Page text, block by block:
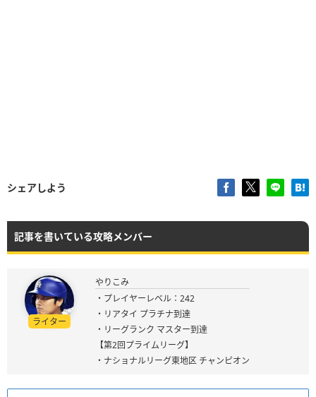
シェアしよう
記事を書いている攻略メンバー
ライター
やりこみ
・プレイヤーレベル：242
・リアタイ プラチナ到達
・リーグランク マスター到達
【第2回プライムリーグ】
・ナショナルリーグ東地区 チャンピオン